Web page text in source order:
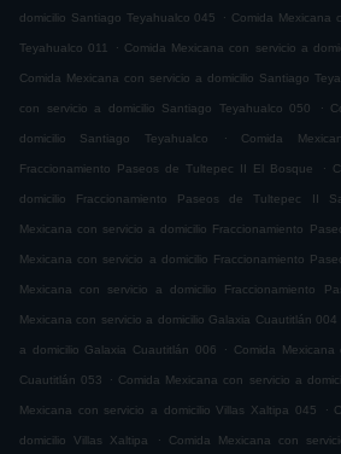
domicilio Santiago Teyahualco 045 . Comida Mexicana
Teyahualco 011 . Comida Mexicana con servicio a
Comida Mexicana con servicio a domicilio Santiago
con servicio a domicilio Santiago Teyahualco 050 .
domicilio Santiago Teyahualco . Comida
Fraccionamiento Paseos de Tultepec II El Bosque .
domicilio Fraccionamiento Paseos de Tultepec II
Mexicana con servicio a domicilio Fraccionamiento
Mexicana con servicio a domicilio Fraccionamiento
Mexicana con servicio a domicilio Fraccionamiento
Mexicana con servicio a domicilio Galaxia Cuautitlán 004
a domicilio Galaxia Cuautitlán 006 . Comida
Cuautitlán 053 . Comida Mexicana con servicio a
Mexicana con servicio a domicilio Villas Xaltipa 045 .
domicilio Villas Xaltipa . Comida Mexicana con